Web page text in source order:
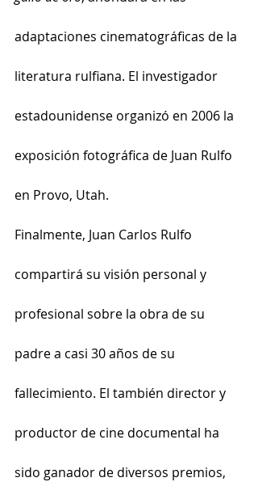
adaptaciones cinematográficas de la
literatura rulfiana. El investigador
estadounidense organizó en 2006 la
exposición fotográfica de Juan Rulfo
en Provo, Utah.
Finalmente, Juan Carlos Rulfo
compartirá su visión personal y
profesional sobre la obra de su
padre a casi 30 años de su
fallecimiento. El también director y
productor de cine documental ha
sido ganador de diversos premios,